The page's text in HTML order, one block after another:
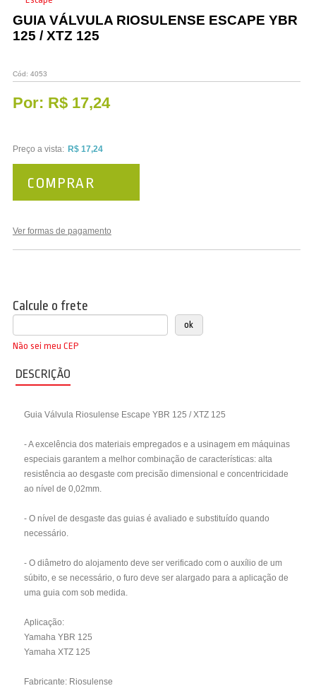
Vestuário
Promoções
GUIA VÁLVULA RIOSULENSE ESCAPE YBR
125 / XTZ 125
Cód: 4053
Por: R$ 17,24
Preço a vista: R$ 17,24
Ver formas de pagamento
COMPRAR
Calcule o frete
Não sei meu CEP
DESCRIÇÃO
Guia Válvula Riosulense Escape YBR 125 / XTZ 125
- A excelência dos materiais empregados e a usinagem em máquinas
especiais garantem a melhor combinação de características: alta
resistência ao desgaste com precisão dimensional e concentricidade
ao nível de 0,02mm.
- O nível de desgaste das guias é avaliado e substituído quando
necessário.
- O diâmetro do alojamento deve ser verificado com o auxílio de um
súbito, e se necessário, o furo deve ser alargado para a aplicação de
uma guia com sob medida.
Aplicação:
Yamaha YBR 125
Yamaha XTZ 125
Fabricante: Riosulense